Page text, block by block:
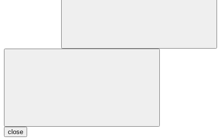
close